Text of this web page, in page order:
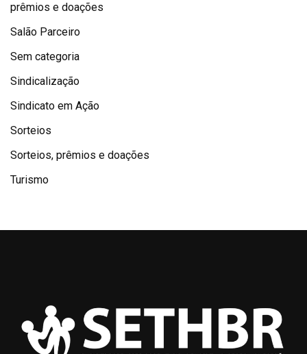
prêmios e doações
Salão Parceiro
Sem categoria
Sindicalização
Sindicato em Ação
Sorteios
Sorteios, prêmios e doações
Turismo